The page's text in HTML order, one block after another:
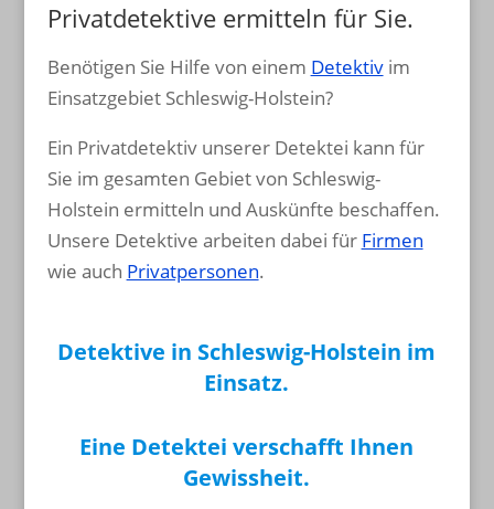
Privatdetektive ermitteln für Sie.
Benötigen Sie Hilfe von einem Detektivim
Einsatzgebiet Schleswig-Holstein?
Ein Privatdetektiv unserer Detektei kann für
Sie im gesamten Gebiet von Schleswig-
Holstein ermitteln und Auskünfte beschaffen.
Unsere Detektive arbeiten dabei für Firmen
wie auch Privatpersonen.
Detektive in Schleswig-Holstein im
Einsatz.
Eine Detektei verschafft Ihnen
Gewissheit.